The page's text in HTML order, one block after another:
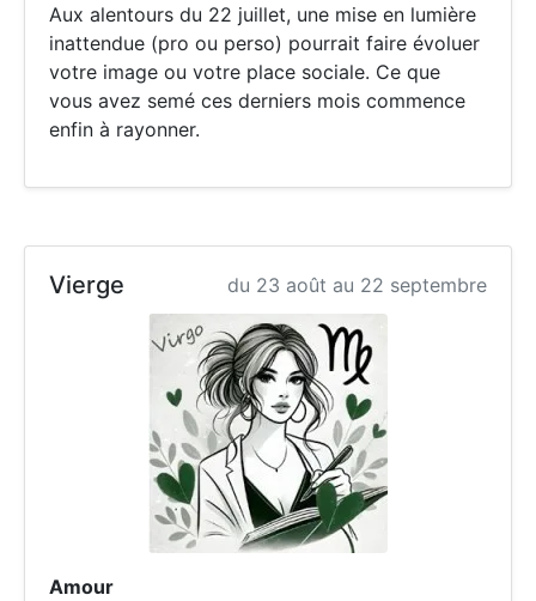
Aux alentours du 22 juillet, une mise en lumière
inattendue (pro ou perso) pourrait faire évoluer
votre image ou votre place sociale. Ce que
vous avez semé ces derniers mois commence
enfin à rayonner.
Vierge du 23 août au 22 septembre
Amour